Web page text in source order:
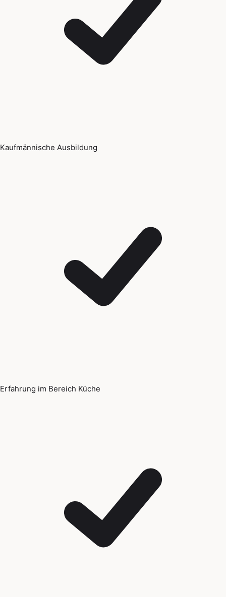
Kaufmännische Ausbildung
Erfahrung im Bereich Küche